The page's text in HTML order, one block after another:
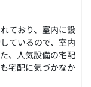
ており、室内に設
ているので、室内
、人気設備の宅配
宅配に気づかなか